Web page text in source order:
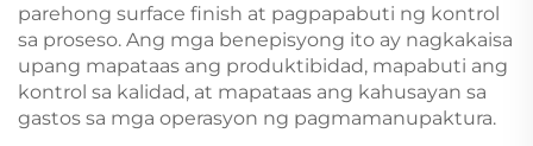
parehong surface finish at pagpapabuti ng kontrol
sa proseso. Ang mga benepisyong ito ay nagkakaisa
upang mapataas ang produktibidad, mapabuti ang
kontrol sa kalidad, at mapataas ang kahusayan sa
gastos sa mga operasyon ng pagmamanupaktura.